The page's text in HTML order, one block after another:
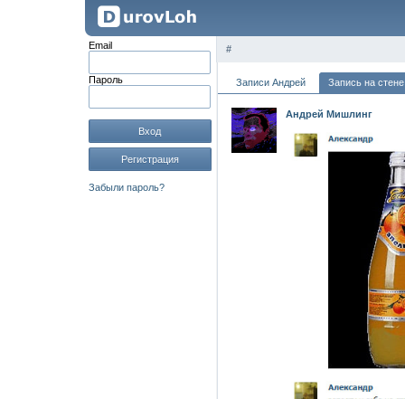
Email
Пароль
Вход
Регистрация
Забыли пароль?
#
Записи Андрей Запись на стене
Андрей Мишлинг